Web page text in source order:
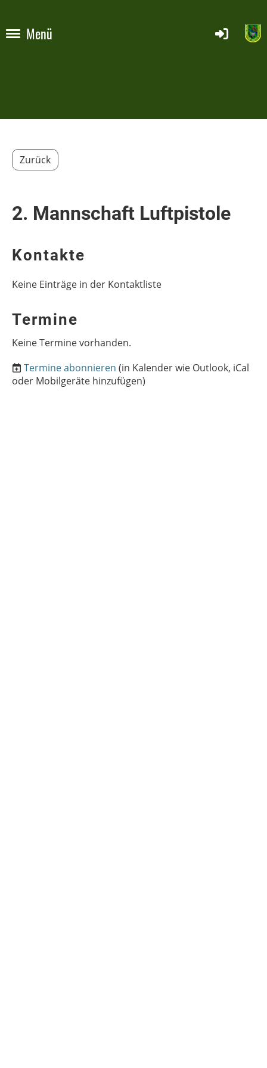
Menü
Zurück
2. Mannschaft Luftpistole
Kontakte
Keine Einträge in der Kontaktliste
Termine
Keine Termine vorhanden.
Termine abonnieren (in Kalender wie Outlook, iCal
oder Mobilgeräte hinzufügen)